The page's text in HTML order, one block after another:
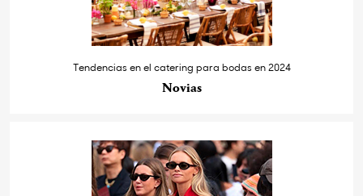
Tendencias en el catering para bodas en 2024
Novias